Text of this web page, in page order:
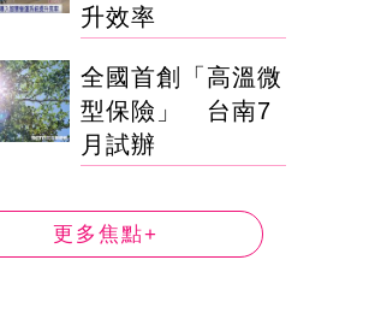
升效率
全國首創「高溫微
型保險」 台南7
月試辦
更多焦點+